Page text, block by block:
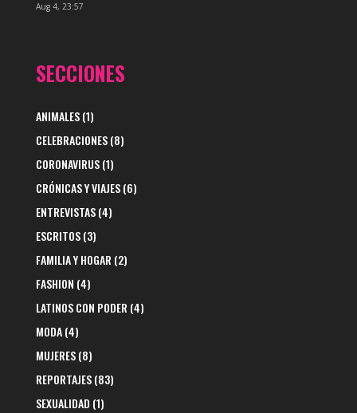
Aug 4, 23:57
SECCIONES
ANIMALES(1)
CELEBRACIONES(8)
CORONAVIRUS(1)
CRÓNICAS Y VIAJES(6)
ENTREVISTAS(4)
ESCRITOS(3)
FAMILIA Y HOGAR (2)
FASHION (4)
LATINOS CON PODER (4)
MODA(4)
MUJERES(8)
REPORTAJES(83)
SEXUALIDAD (1)